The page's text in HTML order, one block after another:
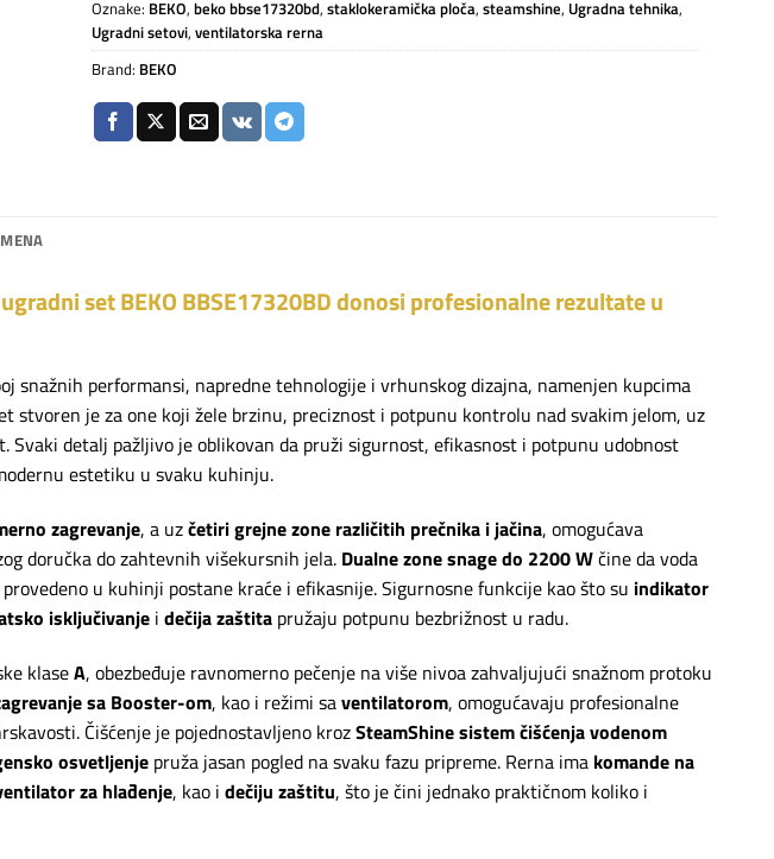
Oznake: BEKO,beko bbse17320bd,staklokeramička ploča,steamshine, Ugradna tehnika,
Ugradni setovi,ventilatorska rerna
Brand: BEKO
set BEKO BBSE17320BD donosi profesionalne rezultate u
snažnih performansi, napredne tehnologije i vrhunskog dizajna, namenjen kupcima
stvoren je za one koji žele brzinu, preciznost i potpunu kontrolu nad svakim jelom, uz
Svaki detalj pažljivo je oblikovan da pruži sigurnost, efikasnost i potpunu udobnost
estetiku u svaku kuhinju.
zagrevanje, a uzčetiri grejne zone različitih prečnika i jačina, omogućava
doručka do zahtevnih višekursnih jela. Dualne zone snage do 2200 Wčine da voda
u kuhinji postane kraće i efikasnije. Sigurnosne funkcije kao što su indikator
isključivanje i dečija zaštita pružaju potpunu bezbrižnost u radu.
klaseA, obezbeđuje ravnomerno pečenje na više nivoa zahvaljujući snažnom protoku
sa Booster-om, kao i režimi saventilatorom, omogućavaju profesionalne
Čišćenje je pojednostavljeno krozSteamShine sistem čišćenja vodenom
osvetljenje pruža jasan pogled na svaku fazu pripreme. Rerna ima komande na
za hlađenje, kao i dečiju zaštitu, što je čini jednako praktičnom koliko i